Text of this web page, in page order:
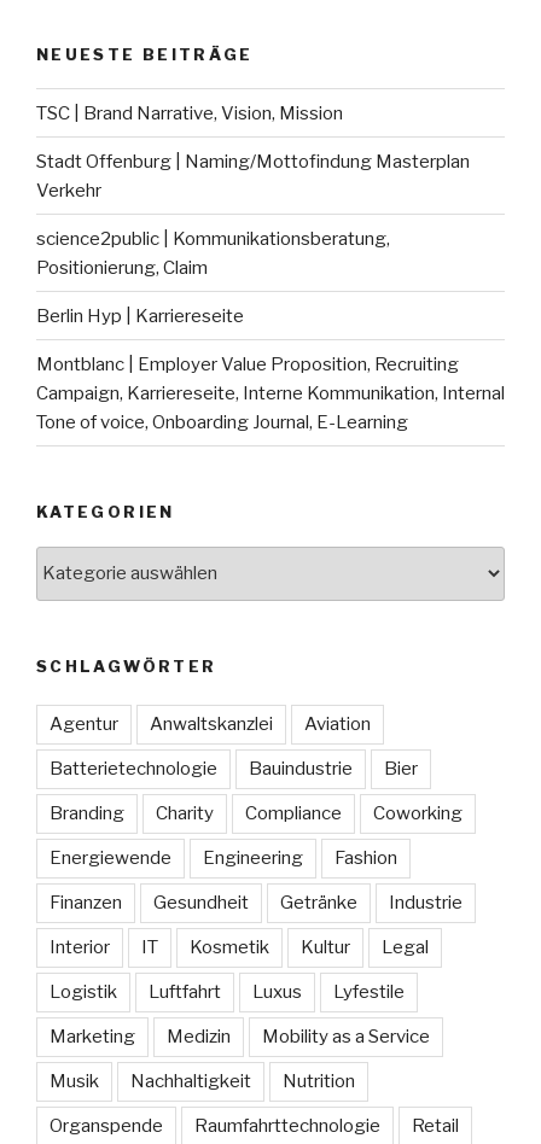
NEUESTE BEITRÄGE
TSC | Brand Narrative, Vision, Mission
Stadt Offenburg | Naming/Mottofindung Masterplan
Verkehr
science2public | Kommunikationsberatung,
Positionierung, Claim
Berlin Hyp | Karriereseite
Montblanc | Employer Value Proposition, Recruiting
Campaign, Karriereseite, Interne Kommunikation, Internal
Tone of voice, Onboarding Journal, E-Learning
KATEGORIEN
SCHLAGWÖRTER
Agentur Anwaltskanzlei Aviation
Batterietechnologie Bauindustrie Bier
Branding Charity Compliance Coworking
Energiewende Engineering Fashion
Finanzen Gesundheit Getränke Industrie
Interior IT Kosmetik Kultur Legal
Logistik Luftfahrt Luxus Lyfestile
Marketing Medizin Mobility as a Service
Musik Nachhaltigkeit Nutrition
Organspende Raumfahrttechnologie Retail